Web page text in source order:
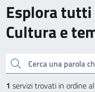
Esplora
Cultura e
Cerca una parola chiave
1 servizi trovati in ordine